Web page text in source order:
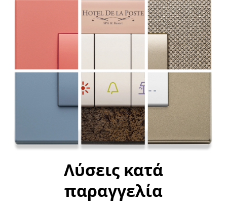
Λύσεις κατά
παραγγελία